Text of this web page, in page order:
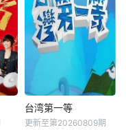
台湾第一等
更新至第20260809期